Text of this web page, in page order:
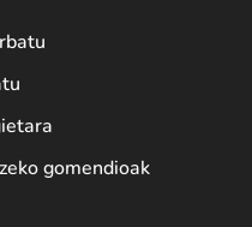
gomendioak